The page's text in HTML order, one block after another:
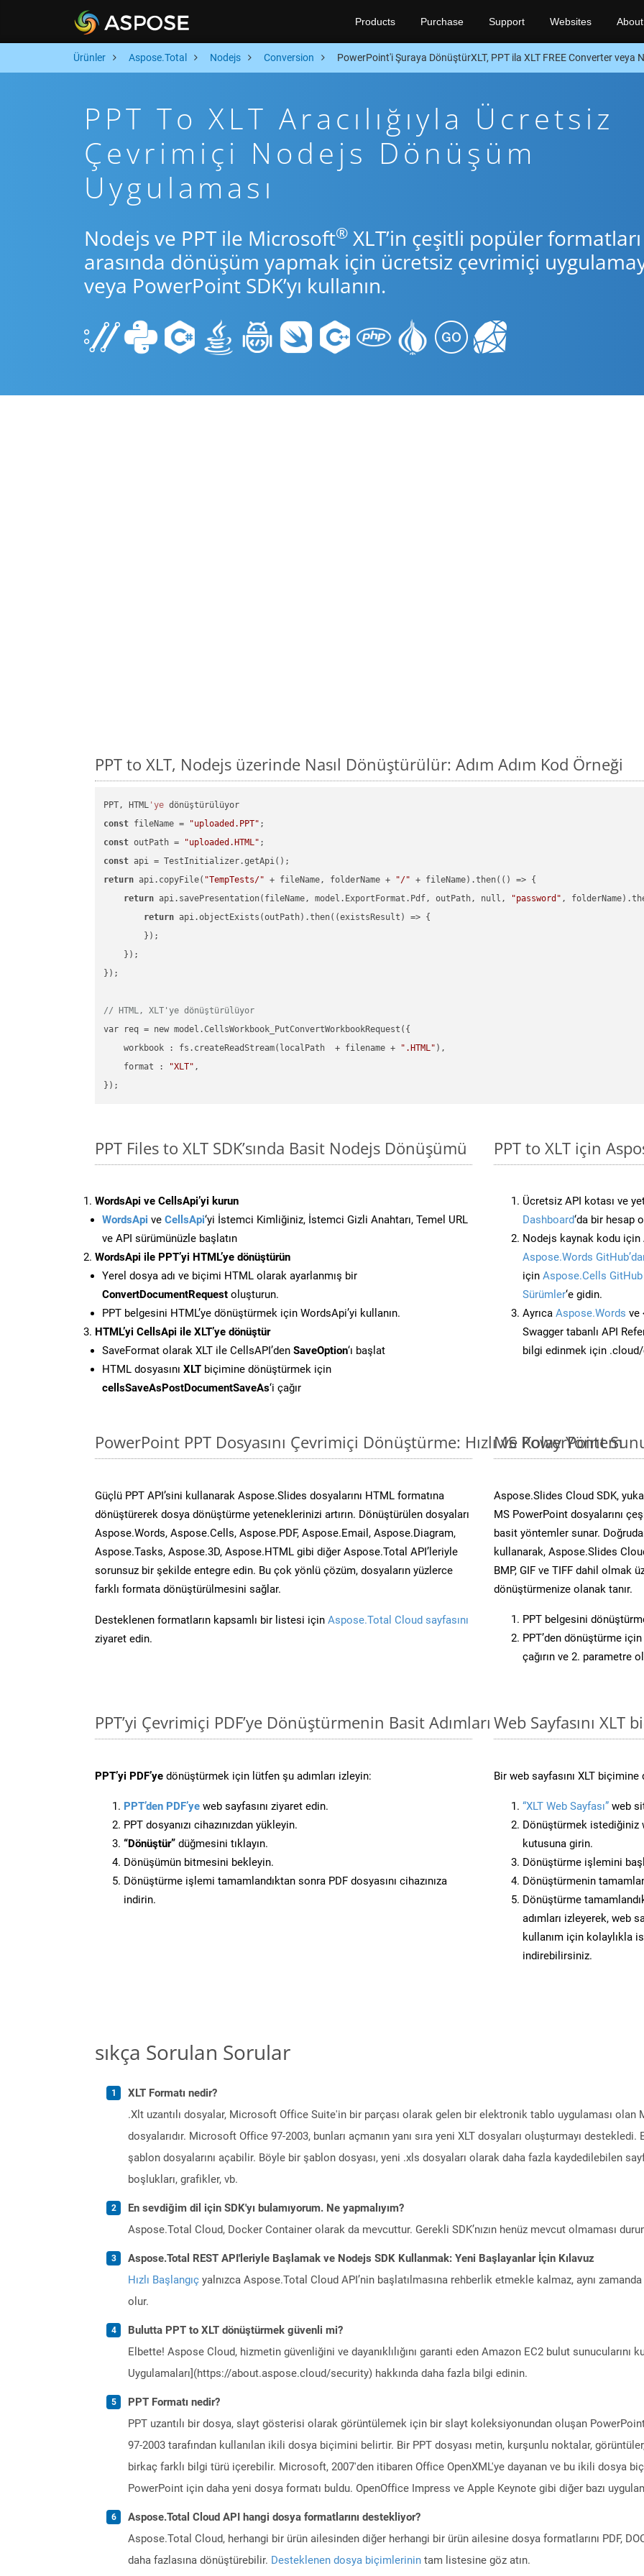
Products Purchase Support Websites About
Ürünler Aspose.Total Nodejs Conversion PowerPoint'i Şuraya DönüştürXLT, PPT ila XLT FREE Converter veya
PPT To XLT Aracılığıyla Ücretsiz
Çevrimiçi Nodejs Dönüşüm
Uygulaması
Nodejs ve PPT ile Microsoft® XLT’in çeşitli popüler formatları
arasında dönüşüm yapmak için ücretsiz çevrimiçi
veya PowerPoint SDK’yı kullanın.
PPT to XLT, Nodejs üzerinde Nasıl Dönüştürülür: Adım Adım Kod Örneği
PPT, HTML 'ye
const fileName = "uploaded.PPT"
const outPath = "uploaded.HTML"
const
return api.copyFile( "TempTests/" + fileName, folderName + "/" + fileName).then(() => {
return api.savePresentation(fileName, model.ExportFormat.Pdf, outPath, null, "password" ,
return api.objectExists(outPath).then((existsResult) => {
        });
    });
});
// HTML, XLT'ye dönüştürülüyor
var req = new model.CellsWorkbook_PutConvertWorkbookRequest({
    workbook : fs.createReadStream(localPath  + filename +
".HTML" ),
    format :
"XLT" ,
PPT Files to XLT SDK’sında Basit Nodejs Dönüşümü
WordsApi ve CellsApi’yi kurun
WordsApi ve CellsApi‘yi İstemci Kimliğiniz, İstemci Gizli Anahtarı, Temel URL
ve API sürümünüzle başlatın
WordsApi ile PPT’yi HTML’ye dönüştürün
Yerel dosya adı ve biçimi HTML olarak ayarlanmış bir
ConvertDocumentRequest oluşturun.
PPT belgesini HTML’ye dönüştürmek için WordsApi’yi kullanın.
HTML’yi CellsApi ile XLT’ye dönüştür
SaveFormat olarak XLT ile CellsAPI’den SaveOption‘ı başlat
HTML dosyasını XLT biçimine dönüştürmek için
cellsSaveAsPostDocumentSaveAs‘i çağır
PPT to XLT için
Ücretsiz API kotası ve
Dashboard‘da bir hesap
Nodejs kaynak kodu için
Aspose.Words
için Aspose.Cells GitHub
Sürümler‘e gidin.
Ayrıca Aspose.Words ve
Swagger tabanlı API
bilgi edinmek için
PowerPoint PPT Dosyasını Çevrimiçi Dönüştürme: Hızlı ve Kolay Yöntem
Güçlü PPT API’sini kullanarak Aspose.Slides dosyalarını HTML formatına
dönüştürerek dosya dönüştürme yeteneklerinizi artırın. Dönüştürülen dosyaları
Aspose.Words, Aspose.Cells, Aspose.PDF, Aspose.Email, Aspose.Diagram,
Aspose.Tasks, Aspose.3D, Aspose.HTML gibi diğer Aspose.Total API’leriyle
sorunsuz bir şekilde entegre edin. Bu çok yönlü çözüm, dosyaların yüzlerce
farklı formata dönüştürülmesini sağlar.
Desteklenen formatların kapsamlı bir listesi için Aspose.Total Cloud sayfasını
ziyaret edin.
MS PowerPoint
Aspose.Slides Cloud SDK,
MS PowerPoint dosyalarını
basit yöntemler sunar. Doğrudan
kullanarak, Aspose.Slides
BMP, GIF ve TIFF dahil olmak
dönüştürmenize olanak tanır.
PPT belgesini
PPT’den dönüştürme
çağırın ve 2. parametre
PPT’yi Çevrimiçi PDF’ye Dönüştürmenin Basit Adımları
PPT’yi PDF’ye dönüştürmek için lütfen şu adımları izleyin:
PPT’den PDF’ye web sayfasını ziyaret edin.
PPT dosyanızı cihazınızdan yükleyin.
“Dönüştür” düğmesini tıklayın.
Dönüşümün bitmesini bekleyin.
Dönüştürme işlemi tamamlandıktan sonra PDF dosyasını cihazınıza
indirin.
Web Sayfasını
Bir web sayfasını XLT
“XLT Web Sayfası” web
Dönüştürmek istediğiniz
kutusuna girin.
Dönüştürme işlemini
Dönüştürmenin
Dönüştürme
adımları izleyerek, web
kullanım için kolaylıkla
indirebilirsiniz.
sıkça Sorulan Sorular
XLT Formatı nedir?
.Xlt uzantılı dosyalar, Microsoft Office Suite'in bir parçası olarak gelen bir elektronik tablo uygulaması
dosyalarıdır. Microsoft Office 97-2003, bunları açmanın yanı sıra yeni XLT dosyaları oluşturmayı
şablon dosyalarını açabilir. Böyle bir şablon dosyası, yeni .xls dosyaları olarak daha fazla kaydedilebilen
boşlukları, grafikler, vb.
En sevdiğim dil için SDK'yı bulamıyorum. Ne yapmalıyım?
Aspose.Total Cloud, Docker Container olarak da mevcuttur. Gerekli SDK’nızın henüz mevcut olmaması
Aspose.Total REST API'leriyle Başlamak ve Nodejs SDK Kullanmak: Yeni Başlayanlar İçin Kılavuz
Hızlı Başlangıç yalnızca Aspose.Total Cloud API’nin başlatılmasına rehberlik etmekle kalmaz, aynı
olur.
Bulutta PPT to XLT dönüştürmek güvenli mi?
Elbette! Aspose Cloud, hizmetin güvenliğini ve dayanıklılığını garanti eden Amazon EC2 bulut sunucularını
Uygulamaları](https://about.aspose.cloud/security) hakkında daha fazla bilgi edinin.
PPT Formatı nedir?
PPT uzantılı bir dosya, slayt gösterisi olarak görüntülemek için bir slayt koleksiyonundan oluşan
97-2003 tarafından kullanılan ikili dosya biçimini belirtir. Bir PPT dosyası metin, kurşunlu noktalar,
birkaç farklı bilgi türü içerebilir. Microsoft, 2007'den itibaren Office OpenXML'ye dayanan ve bu ikili dosya
PowerPoint için daha yeni dosya formatı buldu. OpenOffice Impress ve Apple Keynote gibi diğer bazı
Aspose.Total Cloud API hangi dosya formatlarını destekliyor?
Aspose.Total Cloud, herhangi bir ürün ailesinden diğer herhangi bir ürün ailesine dosya formatlarını PDF,
daha fazlasına dönüştürebilir. Desteklenen dosya biçimlerinin tam listesine göz atın.